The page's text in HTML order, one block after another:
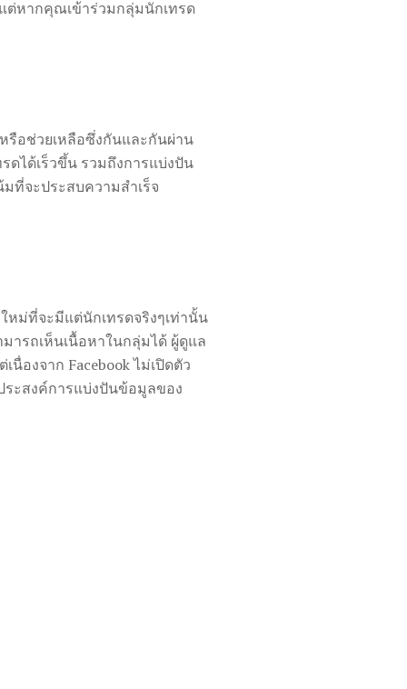
ต่หากคุณเข้าร่วมกลุ่มนักเทรด
รือช่วยเหลือซึ่งกันและกันผ่าน
ได้เร็วขึ้น รวมถึงการแบ่งปัน
ที่จะประสบความสำเร็จ
หม่ที่จะมีแต่นักเทรดจริงๆเท่านั้น
ารถเห็นเนื้อหาในกลุ่มได้ ผู้ดูแล
องจาก Facebook ไม่เปิดตัว
ระสงค์การแบ่งปันข้อมูลของ